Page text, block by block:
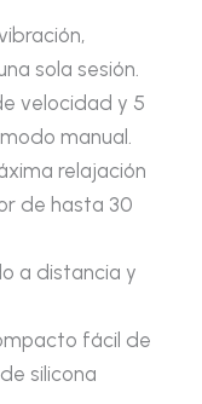
sola sesión.
velocidad y 5
manual.
relajación
de hasta 30
a distancia y
fácil de
silicona